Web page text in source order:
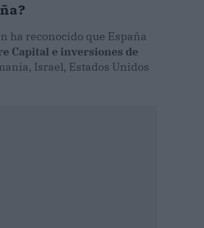
ha reconocido que España
Capital e inversiones de
Israel, Estados Unidos